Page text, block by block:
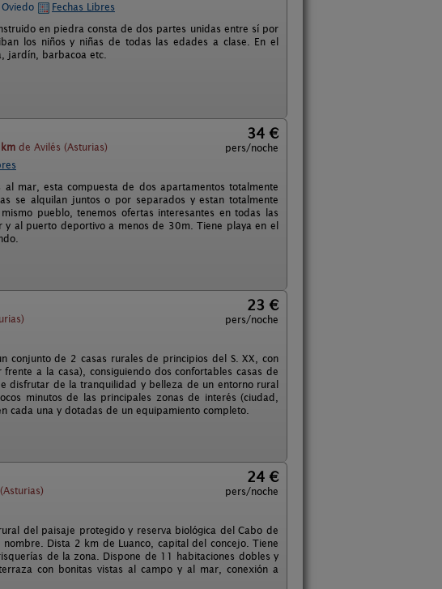
Fechas Libres
en piedra consta de dos partes unidas entre sí por
los niños y niñas de todas las edades a clase. En el
jardín, barbacoa etc.
de Avilés (Asturias)
34 €
pers/noche
mar, esta compuesta de dos apartamentos totalmente
se alquilan juntos o por separados y estan totalmente
pueblo, tenemos ofertas interesantes en todas las
y al puerto deportivo a menos de 30m. Tiene playa en el
23 €
pers/noche
conjunto de 2 casas rurales de principios del S. XX, con
a la casa), consiguiendo dos confortables casas de
disfrutar de la tranquilidad y belleza de un entorno rural
minutos de las principales zonas de interés (ciudad,
cada una y dotadas de un equipamiento completo.
24 €
pers/noche
del paisaje protegido y reserva biológica del Cabo de
Dista 2 km de Luanco, capital del concejo. Tiene
de la zona. Dispone de 11 habitaciones dobles y
con bonitas vistas al campo y al mar, conexión a